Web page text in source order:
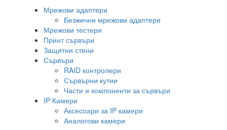
Мрежови адаптери
Безжични мрежови адаптери
Мрежови тестери
Принт сървъри
Защитни стени
Сървъри
RAID контролери
Сървърни кутии
Части и компоненти за сървъри
IP Камери
Аксесоари за IP камери
Аналогови камери